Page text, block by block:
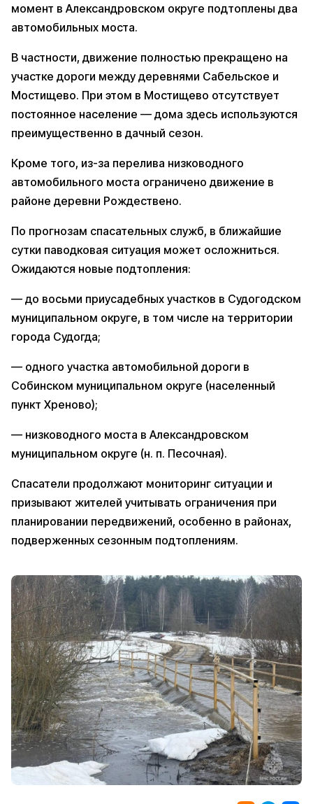
момент в Александровском округе подтоплены два
автомобильных моста.
В частности, движение полностью прекращено на
участке дороги между деревнями Сабельское и
Мостищево. При этом в Мостищево отсутствует
постоянное население — дома здесь используются
преимущественно в дачный сезон.
Кроме того, из-за перелива низководного
автомобильного моста ограничено движение в
районе деревни Рождествено.
По прогнозам спасательных служб, в ближайшие
сутки паводковая ситуация может осложниться.
Ожидаются новые подтопления:
— до восьми приусадебных участков в Судогодском
муниципальном округе, в том числе на территории
города Судогда;
— одного участка автомобильной дороги в
Собинском муниципальном округе (населенный
пункт Хреново);
— низководного моста в Александровском
муниципальном округе (н. п. Песочная).
Спасатели продолжают мониторинг ситуации и
призывают жителей учитывать ограничения при
планировании передвижений, особенно в районах,
подверженных сезонным подтоплениям.